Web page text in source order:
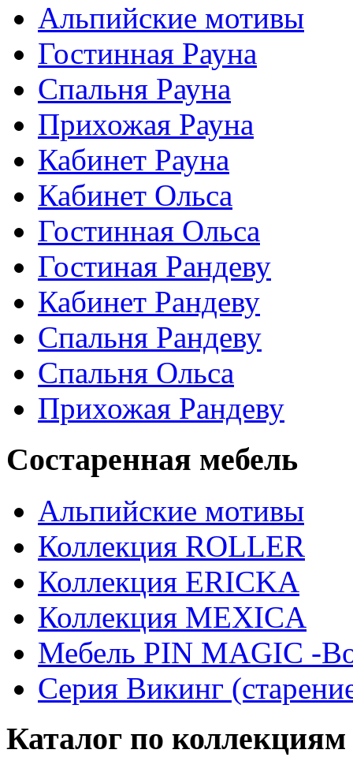
Альпийские мотивы
Гостинная Рауна
Спальня Рауна
Прихожая Рауна
Кабинет Рауна
Кабинет Ольса
Гостинная Ольса
Гостиная Рандеву
Кабинет Рандеву
Спальня Рандеву
Спальня Ольса
Прихожая Рандеву
Состаренная мебель
Альпийские мотивы
Коллекция ROLLER
Коллекция ERICKA
Коллекция MEXICA
Мебель PIN MAGIС -
Серия Викинг
Каталог по коллекциям